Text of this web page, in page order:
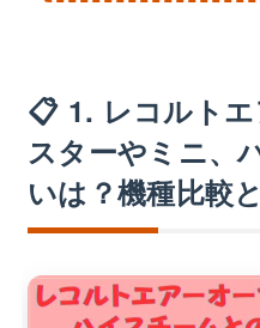
📋 1. レコルト
スターやミニ、
いは？機種比較